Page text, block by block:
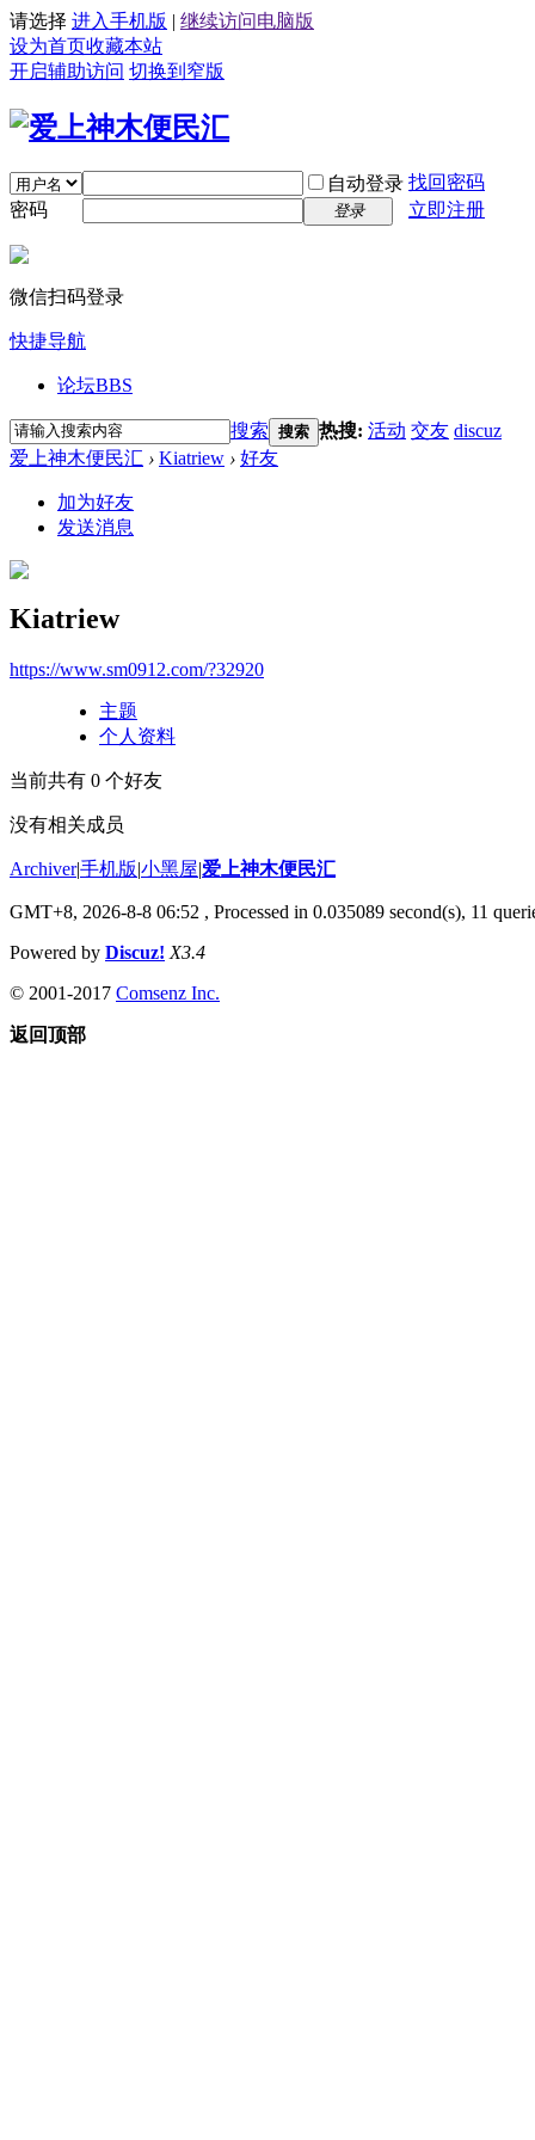
请选择 进入手机版 | 继续访问电脑版
设为首页收藏本站
开启辅助访问 切换到窄版
自动登录 找回密码
密码
登录 立即注册
微信扫码登录
快捷导航
论坛BBS
搜索 搜索 热搜: 活动 交友 discuz
爱上神木便民汇 › Kiatriew › 好友
加为好友
发送消息
Kiatriew
https://www.sm0912.com/?32920
主题
个人资料
当前共有 0 个好友
没有相关成员
Archiver|手机版|小黑屋|爱上神木便民汇
GMT+8, 2026-8-8 06:52 , Processed in 0.035089 second(s), 11
Powered by Discuz! X3.4
© 2001-2017 Comsenz Inc.
返回顶部